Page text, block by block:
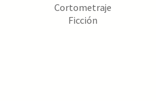
Cortometraje
Ficción